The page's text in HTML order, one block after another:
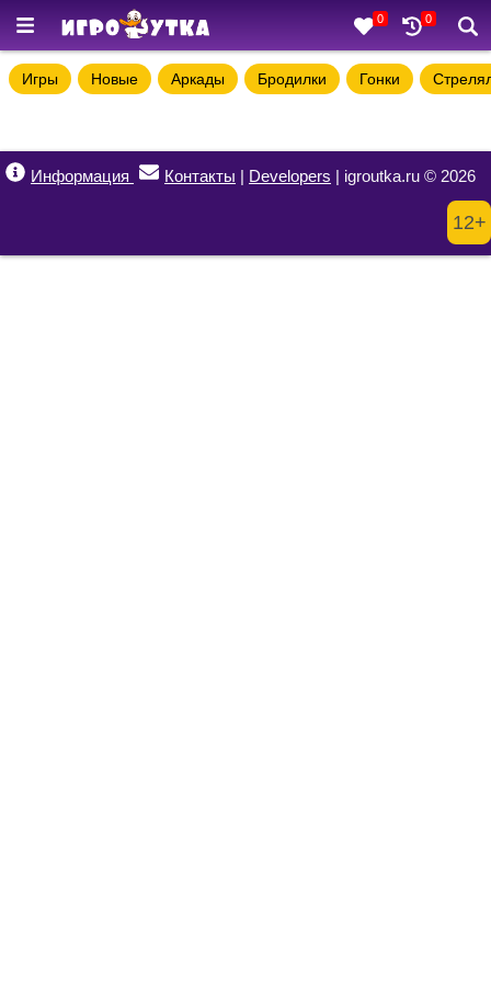
0 0
Игры Новые Аркады Бродилки Гонки
Информация Контакты | Developers | igroutka.ru © 2026
12+